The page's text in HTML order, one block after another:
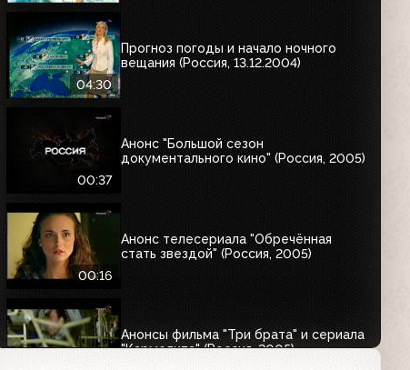
04:30
Прогноз погоды и начало ночного
вещания (Россия, 13.12.2004)
00:37
Анонс "Большой сезон
документального кино" (Россия, 2005)
00:16
Анонс телесериала "Обречённая
стать звездой" (Россия, 2005)
Анонсы фильма "Три брата" и сериала
"Кармелита" (Россия, 2005)